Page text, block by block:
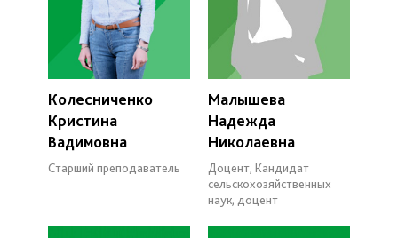
Колесниченко
Кристина
Вадимовна
Старший преподаватель
Малышева
Надежда
Николаевна
Доцент, Кандидат
сельскохозяйственных
наук, доцент